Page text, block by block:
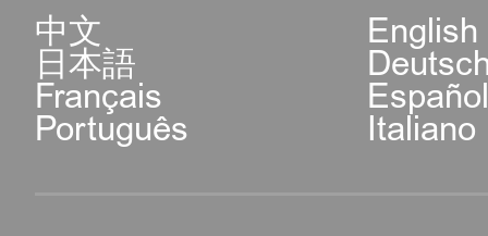
中文 English
日本語
Français
Português Italiano